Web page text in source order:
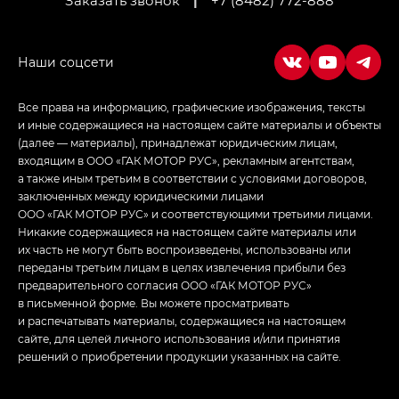
Empow — Эмпау (Empow) в комплектации
Все права на информацию, графические изображения, тексты
и иные содержащиеся на настоящем сайте материалы и объекты
(далее — материалы), принадлежат юридическим лицам,
входящим в ООО «ГАК МОТОР РУС», рекламным агентствам,
а также иным третьим в соответствии с условиями договоров,
заключенных между юридическими лицами
ООО «ГАК МОТОР РУС» и соответствующими третьими лицами.
Никакие содержащиеся на настоящем сайте материалы или
их часть не могут быть воспроизведены, использованы или
переданы третьим лицам в целях извлечения прибыли без
предварительного согласия ООО «ГАК МОТОР РУС»
в письменной форме. Вы можете просматривать
и распечатывать материалы, содержащиеся на настоящем
сайте, для целей личного использования и/или принятия
решений о приобретении продукции указанных на сайте.